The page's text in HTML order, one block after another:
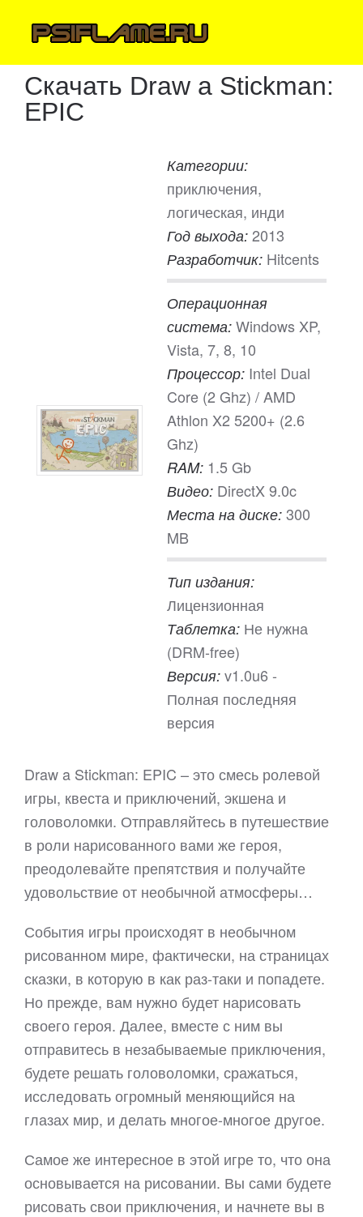
Скачать Draw a Stickman:
EPIC
Категории:
приключения,
логическая, инди
Год выхода: 2013
Разработчик: Hitcents
Операционная
система: Windows XP,
Vista, 7, 8, 10
Процессор: Intel Dual
Core (2 Ghz) / AMD
Athlon X2 5200+ (2.6
Ghz)
RAM: 1.5 Gb
Видео: DirectX 9.0c
Места на диске: 300
MB
Тип издания:
Лицензионная
Таблетка: Не нужна
(DRM-free)
Версия: v1.0u6 -
Полная последняя
версия
Draw a Stickman: EPIC – это смесь ролевой
игры, квеста и приключений, экшена и
головоломки. Отправляйтесь в путешествие
в роли нарисованного вами же героя,
преодолевайте препятствия и получайте
удовольствие от необычной атмосферы…
События игры происходят в необычном
рисованном мире, фактически, на страницах
сказки, в которую в как раз-таки и попадете.
Но прежде, вам нужно будет нарисовать
своего героя. Далее, вместе с ним вы
отправитесь в незабываемые приключения,
будете решать головоломки, сражаться,
исследовать огромный меняющийся на
глазах мир, и делать многое-многое другое.
Самое же интересное в этой игре то, что она
основывается на рисовании. Вы сами будете
рисовать свои приключения, и начнете вы в